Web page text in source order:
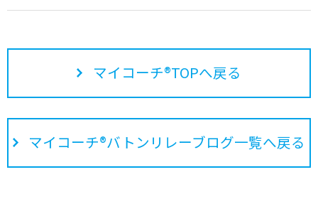
マイコーチ®TOPへ戻る
マイコーチ®バトンリレーブログ一覧へ戻る